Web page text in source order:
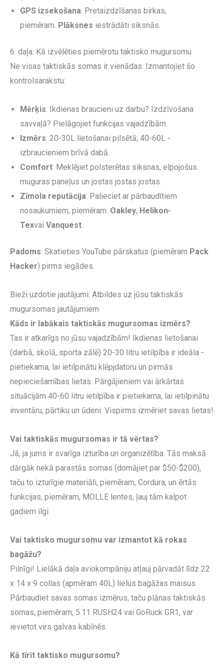
GPS izsekošana: Pretaizdzīšanas birkas,
piemēram. Plāksnes iestrādāti siksnās.
6. daļa: Kā izvēlēties piemērotu taktisko mugursomu
Ne visas taktiskās somas ir vienādas. Izmantojiet šo
kontrolsarakstu:
Mērķis: Ikdienas braucieni uz darbu? Izdzīvošana
savvaļā? Pielāgojiet funkcijas vajadzībām.
Izmērs: 20-30L lietošanai pilsētā; 40-60L -
izbraucieniem brīvā dabā.
Comfort: Meklējiet polsterētas siksnas, elpojošus
muguras paneļus un jostas jostas jostas.
Zīmola reputācija: Palieciet ar pārbaudītiem
nosaukumiem, piemēram. Oakley, Helikon-
Texvai Vanquest
Padoms: Skatieties YouTube pārskatus (piemēram Pack
Hacker) pirms iegādes.
Bieži uzdotie jautājumi: Atbildes uz jūsu taktiskās
mugursomas jautājumiem
Kāds ir labākais taktiskās mugursomas izmērs?
Tas ir atkarīgs no jūsu vajadzībām! Ikdienas lietošanai
(darbā, skolā, sporta zālē) 20-30 litru ietilpība ir ideāla -
pietiekama, lai ietilpinātu klēpjdatoru un pirmās
nepieciešamības lietas. Pārgājieniem vai ārkārtas
situācijām 40-60 litru ietilpība ir pietiekama, lai ietilpinātu
inventāru, pārtiku un ūdeni. Vispirms izmēriet savas lietas!
Vai taktiskās mugursomas ir tā vērtas?
Jā, ja jums ir svarīga izturība un organizētība. Tās maksā
dārgāk nekā parastās somas (domājiet par $50-$200),
taču to izturīgie materiāli, piemēram, Cordura, un ērtās
funkcijas, piemēram, MOLLE lentes, ļauj tām kalpot
gadiem ilgi.
Vai taktisko mugursomu var izmantot kā rokas
bagāžu?
Pilnīgi! Lielākā daļa aviokompāniju atļauj pārvadāt līdz 22
x 14 x 9 collas (apmēram 40L) lielus bagāžas maisus.
Pārbaudiet savas somas izmērus, taču plānas taktiskās
somas, piemēram, 5.11 RUSH24 vai GoRuck GR1, var
ievietot virs galvas kabīnēs.
Kā tīrīt taktisko mugursomu?